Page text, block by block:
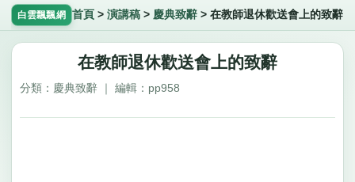
白雲飄飄網 首頁 > 演講稿> 慶典致辭> 在教師退休歡送會上的致辭
在教師退休歡送會上的致辭
分類：慶典致辭 ｜ 編輯：pp958